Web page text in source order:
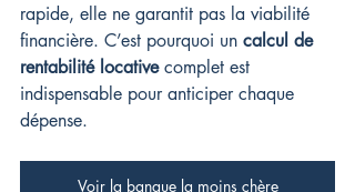
rapide, elle ne garantit pas la viabilité
financière. C’est pourquoi un calcul de
rentabilité locative complet est
indispensable pour anticiper chaque
dépense.
Voir la banque la moins chère